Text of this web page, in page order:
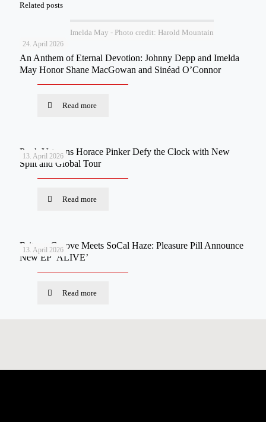
Related posts
Imelda May - Photo credit: Harold Mountain
24. April 2026
An Anthem of Eternal Devotion: Johnny Depp and Imelda
May Honor Shane MacGowan and Sinéad O’Connor
Read more
13. April 2026
Punk Veterans Horace Pinker Defy the Clock with New
Split and Global Tour
Read more
13. April 2026
Britpop Groove Meets SoCal Haze: Pleasure Pill Announce
New EP ‘ALIVE’
Read more